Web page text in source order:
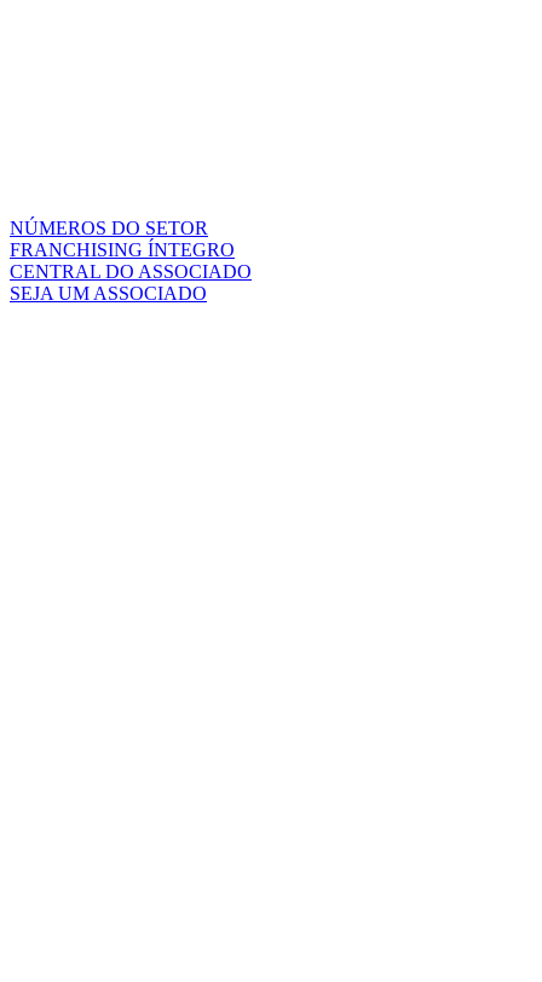
NÚMEROS DO SETOR
FRANCHISING ÍNTEGRO
CENTRAL DO ASSOCIADO
SEJA UM ASSOCIADO